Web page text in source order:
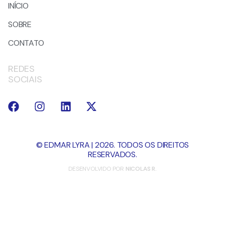
INÍCIO
SOBRE
CONTATO
REDES
SOCIAIS
© EDMAR LYRA | 2026. TODOS OS DIREITOS
RESERVADOS.
DESENVOLVIDO POR NICOLAS R.